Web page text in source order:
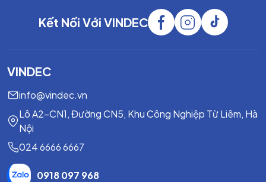
Kết Nối Với VINDEC
VINDEC
info@vindec.vn
Lô A2-CN1, Đường CN5, Khu Công Nghiệp Từ Liêm, Hà
Nội
024 6666 6667
0918 097 968